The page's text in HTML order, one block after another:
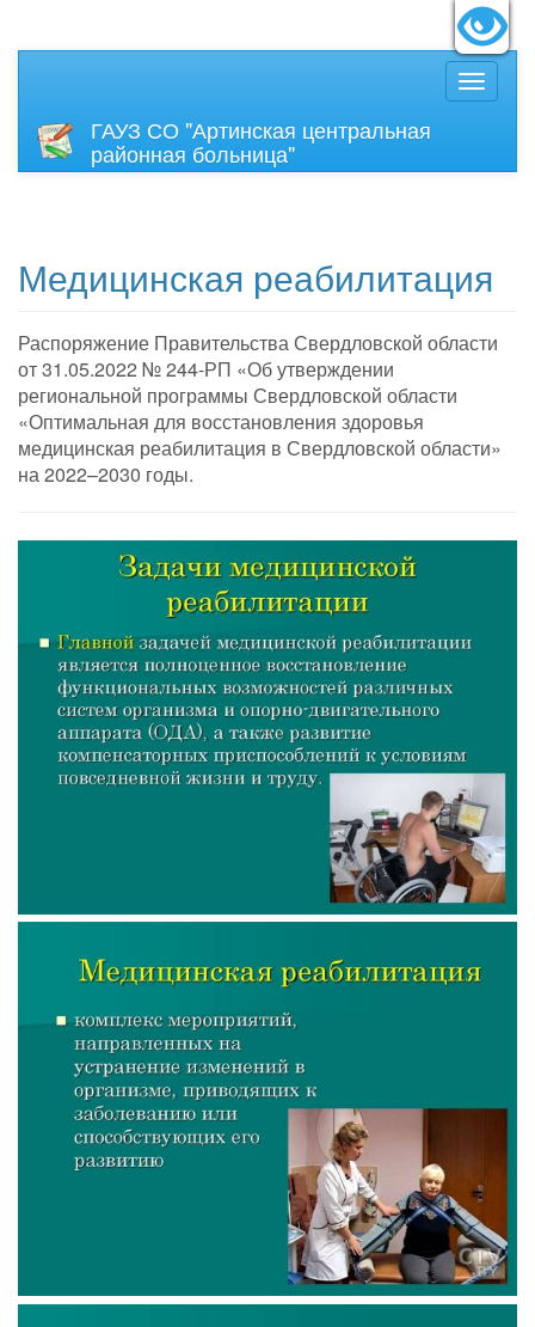
ГАУЗ СО "Артинская центральная
районная больница"
Медицинская реабилитация
Распоряжение Правительства Свердловской области
от 31.05.2022 № 244-РП «Об утверждении
региональной программы Свердловской области
«Оптимальная для восстановления здоровья
медицинская реабилитация в Свердловской области»
на 2022–2030 годы.